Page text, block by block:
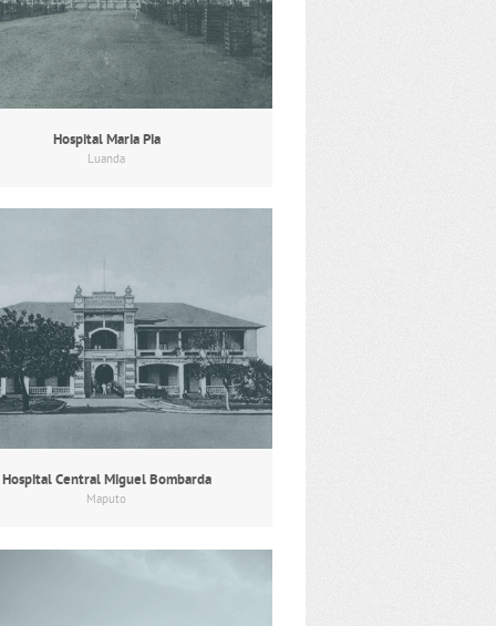
Hospital Maria Pia
Luanda
Hospital Central Miguel Bombarda
Maputo